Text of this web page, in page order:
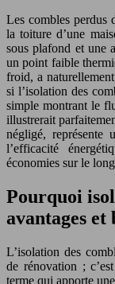
Les combles perdus
la toiture d’une
sous plafond et une
un point faible
froid, a
si l’isolation des
simple montrant le
illustrerait
négligé, représente
l’efficacité
économies sur le
Pourquoi
avantages et
L’isolation des
de rénovation ;
terme qui apporte